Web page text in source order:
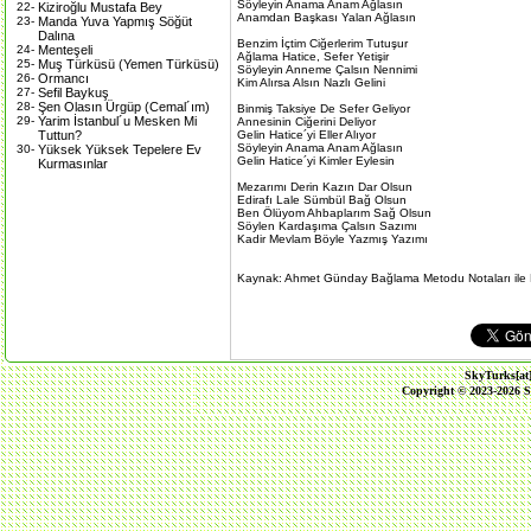
22- Kiziroğlu Mustafa Bey
23- Manda Yuva Yapmış Söğüt
Dalına
24- Menteşeli
25- Muş Türküsü (Yemen Türküsü)
26- Ormancı
27- Sefil Baykuş
28- Şen Olasın Ürgüp (Cemal´ım)
29- Yarim İstanbul´u Mesken Mi
Tuttun?
30- Yüksek Yüksek Tepelere Ev
Kurmasınlar
Söyleyin Anama Anam Ağlasın
Anamdan Başkası Yalan Ağlasın
Benzim İçtim Ciğerlerim Tutuşur
Ağlama Hatice, Sefer Yetişir
Söyleyin Anneme Çalsın Nennimi
Kim Alırsa Alsın Nazlı Gelini
Binmiş Taksiye De Sefer Geliyor
Annesinin Ciğerini Deliyor
Gelin Hatice´yi Eller Alıyor
Söyleyin Anama Anam Ağlasın
Gelin Hatice´yi Kimler Eylesin
Mezarımı Derin Kazın Dar Olsun
Edirafı Lale Sümbül Bağ Olsun
Ben Ölüyom Ahbaplarım Sağ Olsun
Söylen Kardaşıma Çalsın Sazımı
Kadir Mevlam Böyle Yazmış Yazımı
Kaynak: Ahmet Günday Bağlama Metodu Notaları
Copyright © 2023-2026